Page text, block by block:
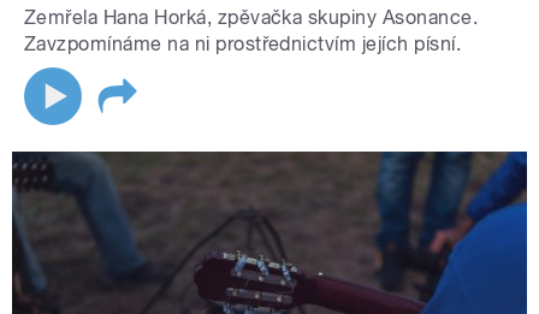
Zemřela Hana Horká, zpěvačka skupiny Asonance.
Zavzpomínáme na ni prostřednictvím jejích písní.